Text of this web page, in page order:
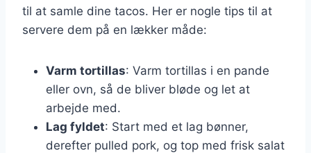
til at samle dine tacos. Her er nogle tips til at
servere dem på en lækker måde:
Varm tortillas: Varm tortillas i en pande
eller ovn, så de bliver bløde og let at
arbejde med.
Lag fyldet: Start med et lag bønner,
derefter pulled pork, og top med frisk salat